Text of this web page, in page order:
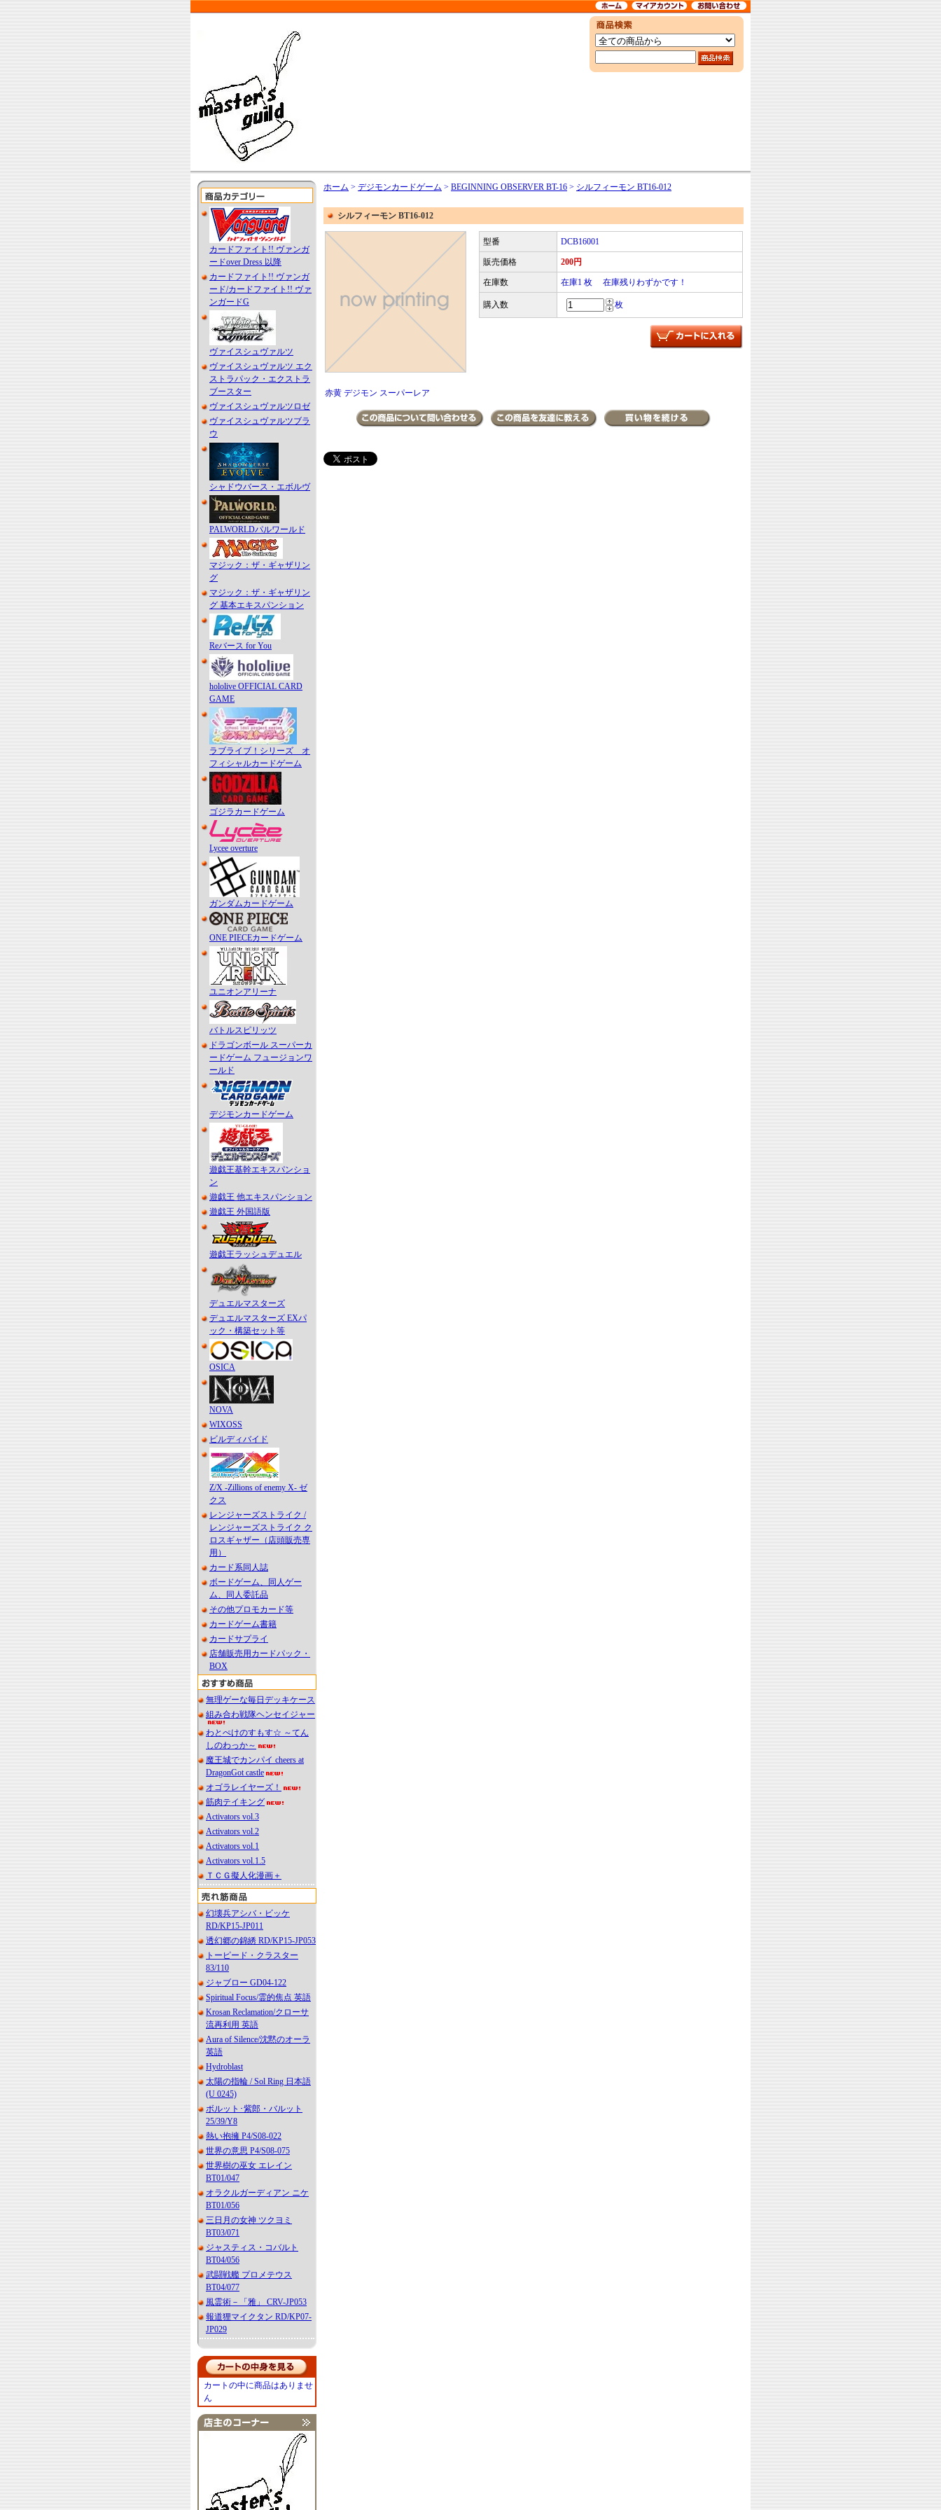
カードファイト!! ヴァンガ
ードover Dress 以降
カードファイト!! ヴァンガ
ード/カードファイト!! ヴァ
ンガードG
ヴァイスシュヴァルツ
ヴァイスシュヴァルツ エク
ストラパック・エクストラ
ブースター
ヴァイスシュヴァルツロゼ
ヴァイスシュヴァルツブラ
ウ
シャドウバース・エボルヴ
PALWORLDパルワールド
マジック：ザ・ギャザリン
グ
マジック：ザ・ギャザリン
グ 基本エキスパンション
Reバース for You
hololive OFFICIAL CARD
GAME
ラブライブ！シリーズ オ
フィシャルカードゲーム
ゴジラカードゲーム
Lycee overture
ガンダムカードゲーム
ONE PIECEカードゲーム
ユニオンアリーナ
バトルスピリッツ
ドラゴンボール スーパーカ
ードゲーム フュージョンワ
ールド
デジモンカードゲーム
遊戯王基幹エキスパンショ
ン
遊戯王 他エキスパンション
遊戯王 外国語版
遊戯王ラッシュデュエル
デュエルマスターズ
デュエルマスターズ EXパ
ック・構築セット等
OSICA
NOVA
WIXOSS
ビルディバイド
Z/X -Zillions of enemy X- ゼ
クス
レンジャーズストライク /
レンジャーズストライク ク
ロスギャザー（店頭販売専
用）
カード系同人誌
ボードゲーム、同人ゲー
ム、同人委託品
その他プロモカード等
カードゲーム書籍
カードサプライ
店舗販売用カードパック・
BOX
無理ゲーな毎日デッキケース
組み合わ戦隊ヘンセイジャー
わとぺけのすもす☆ ～てん
しのわっか～
魔王城でカンパイ cheers at
DragonGot castle
オゴラレイヤーズ！
筋肉テイキング
Activators vol.3
Activators vol.2
Activators vol.1
Activators vol.1.5
ＴＣＧ擬人化漫画＋
幻壊兵アシバ・ビッケ
RD/KP15-JP011
透幻郷の錦綉 RD/KP15-JP053
トーピード・クラスター
83/110
ジャブロー GD04-122
Spiritual Focus/霊的焦点 英語
Krosan Reclamation/クローサ
流再利用 英語
Aura of Silence/沈黙のオーラ
英語
Hydroblast
太陽の指輪 / Sol Ring 日本語
(U 0245)
ボルット･紫郎・バルット
25/39/Y8
熱い抱擁 P4/S08-022
世界の意思 P4/S08-075
世界樹の巫女 エレイン
BT01/047
オラクルガーディアン ニケ
BT01/056
三日月の女神 ツクヨミ
BT03/071
ジャスティス・コバルト
BT04/056
武闘戦艦 プロメテウス
BT04/077
風霊術－「雅」 CRV-JP053
報道狸マイクタン RD/KP07-
JP029
カートの中に商品はありませ
ん
ホーム > デジモンカードゲーム > BEGINNING OBSERVER BT-16 > シルフィーモン BT16-012
シルフィーモン BT16-012
型番 DCB16001
販売価格 200円
在庫数 在庫1 枚 在庫残りわずかです！
購入数 枚
赤黄 デジモン スーパーレア